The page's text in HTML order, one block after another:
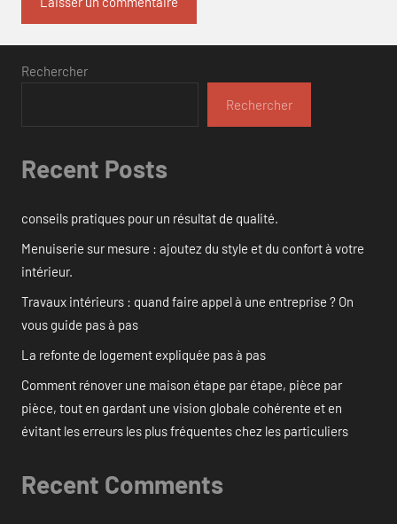
Rechercher
Rechercher
Recent Posts
conseils pratiques pour un résultat de qualité.
Menuiserie sur mesure : ajoutez du style et du confort à votre
intérieur.
Travaux intérieurs : quand faire appel à une entreprise ? On
vous guide pas à pas
La refonte de logement expliquée pas à pas
Comment rénover une maison étape par étape, pièce par
pièce, tout en gardant une vision globale cohérente et en
évitant les erreurs les plus fréquentes chez les particuliers
Recent Comments